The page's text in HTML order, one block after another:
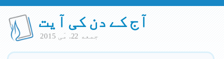
آج کے دن کی آیت
جمعه 22. مٓی 2015